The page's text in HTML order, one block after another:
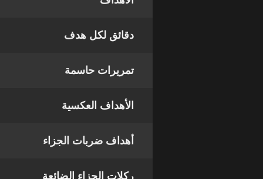
دقائق لكل هدف
تمريرات حاسمة
الأهداف العكسية
أهداف ضربات الجزاء
ركلات الجزاء الضائعة